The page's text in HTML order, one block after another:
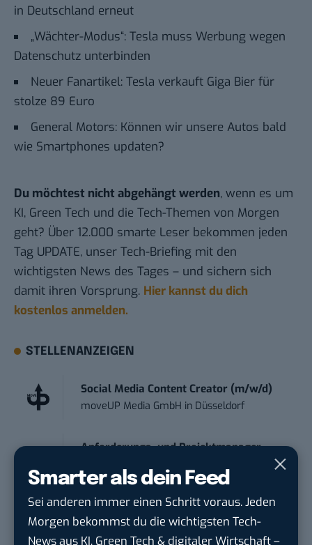
Smarter als dein Feed
Sei anderen immer einen Schritt voraus. Jeden
Morgen bekommst du die wichtigsten Tech-
News aus KI, Green Tech & digitaler Wirtschaft –
in Deutschland erneut
„Wächter-Modus“: Tesla muss Werbung wegen
Datenschutz unterbinden
Neuer Fanartikel: Tesla verkauft Giga Bier für
stolze 89 Euro
General Motors: Können wir unsere Autos bald
wie Smartphones updaten?
Du möchtest nicht abgehängt werden, wenn es um
KI, Green Tech und die Tech-Themen von Morgen
geht? Über 12.000 smarte Leser bekommen jeden
Tag UPDATE, unser Tech-Briefing mit den
wichtigsten News des Tages – und sichern sich
damit ihren Vorsprung. Hier kannst du dich
kostenlos anmelden.
STELLENANZEIGEN
Social Media Content Creator (m/w/d)
moveUP Media GmbH in Düsseldorf
Anforderungs- und Projektmanager
trendtours Holding GmbHinEschborn
Contentmanager (m/w/d) in Teilzeit (25-
30 Std.)